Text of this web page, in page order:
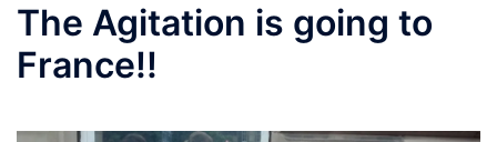
The Agitation is going to
France!!